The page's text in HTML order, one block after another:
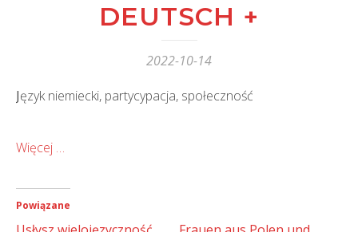
DEUTSCH +
2022-10-14
Język niemiecki, partycypacja, społeczność
Więcej …
Powiązane